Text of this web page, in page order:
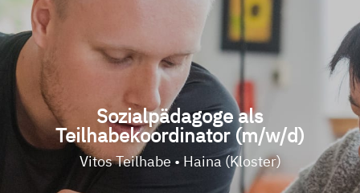
Sozialpädagoge als
Teilhabekoordinator (m/w/d)
Vitos Teilhabe • Haina (Kloster)